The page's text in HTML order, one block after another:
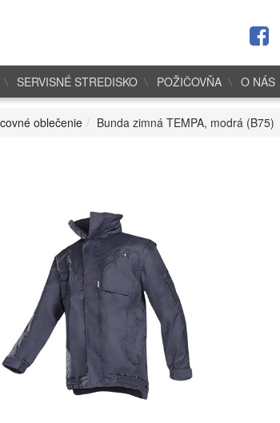
SERVISNÉ STREDISKO POŽIČOVŇA O NÁS
oblečenie Bunda zimná TEMPA, modrá (B75)